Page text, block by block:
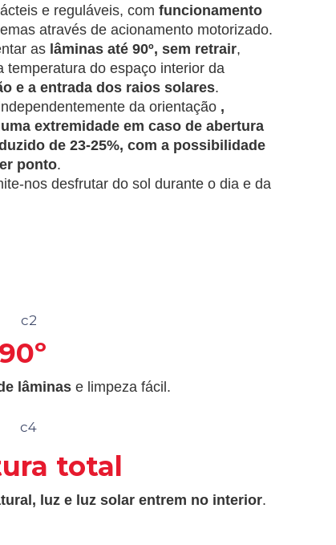
e reguláveis, comfuncionamento
através de acionamento motorizado.
as lâminas até 90º, sem retrair,
temperatura do espaço interior da
e a entrada dos raios solares.
da orientação ,
extremidade em caso de abertura
de 23-25%, com a possibilidade
ponto.
nos desfrutar do sol durante o dia e da
90º
lâminase limpeza fácil.
total
luz e luz solar entrem no interior.